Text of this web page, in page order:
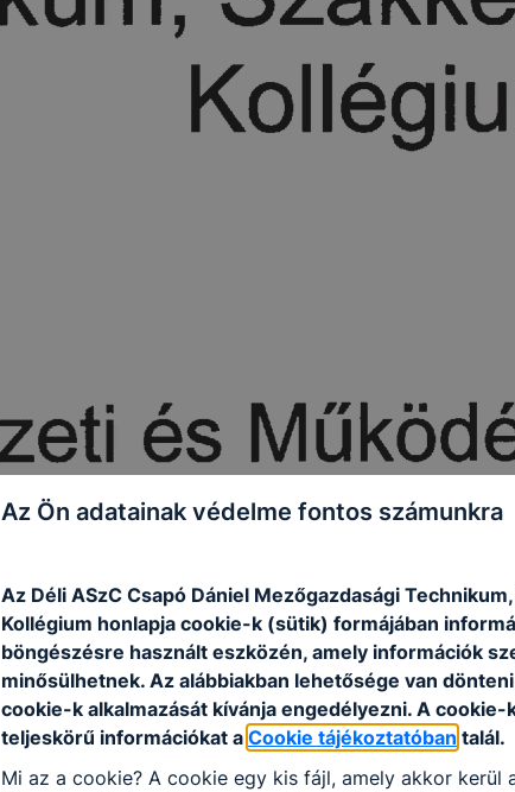
Az Ön adatainak védelme fontos számunkra
Az Déli ASzC Csapó Dániel Mezőgazdasági
Kollégium honlapja cookie-k (sütik) formájában
böngészésre használt eszközén, amely információk
minősülhetnek. Az alábbiakban lehetősége van
cookie-k alkalmazását kívánja engedélyezni. A cookie-
teljeskörű információkat a Cookie tájékoztatóban talál.
Mi az a cookie? A cookie egy kis fájl, amely akkor kerül